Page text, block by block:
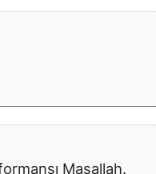
Maşallah.